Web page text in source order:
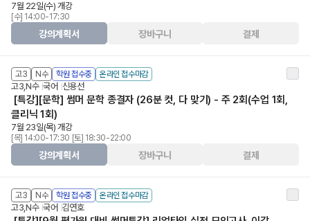
7월 22일(수) 개강
[수] 14:00-17:30
강의계획서 장바구니 결제
고3 N수 학원 접수중 온라인 접수마감
고3,N수 국어 신용선
[특강][문학] 썸머 문학 종결자 (26분 컷, 다 맞기) - 주 2회(수업 1회,
클리닉 1회)
7월 23일(목) 개강
[목] 14:00-17:30 [토] 18:30-22:00
강의계획서 장바구니 결제
고3 N수 학원 접수중 온라인 접수마감
고3,N수 국어 김연호